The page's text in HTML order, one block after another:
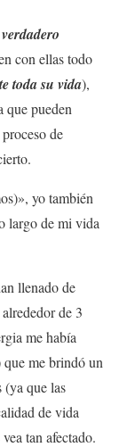
verdadero
con ellas todo
toda su vida),
que pueden
de
yo también
largo de mi vida
llenado de
de 3
me había
que me brindó un
que las
de vida
tan afectado.